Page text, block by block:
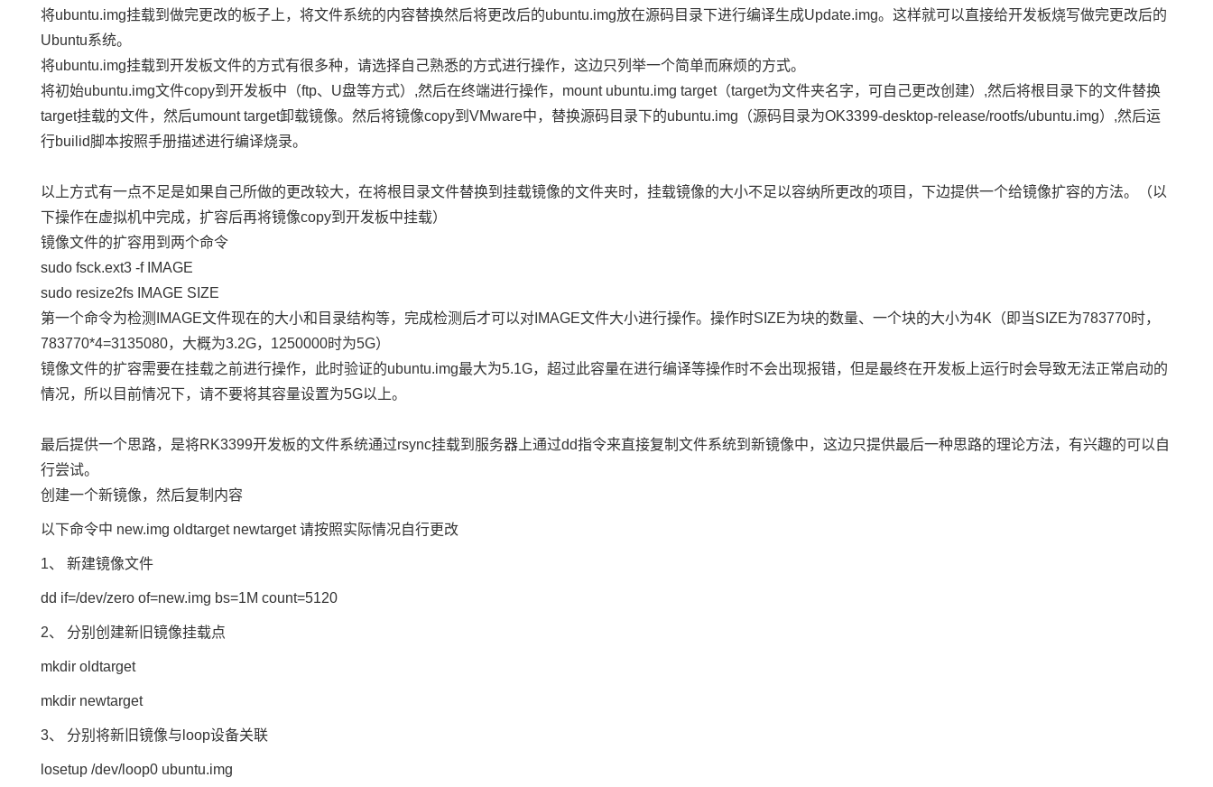
将ubuntu.img挂载到做完更改的板子上，将文件系统的内容替换然后将更改后的ubuntu.img放在源码目录下进行编译生成Update.img。这样就可以直接给开发板烧写做完更改后的
Ubuntu系统。
将ubuntu.img挂载到开发板文件的方式有很多种，请选择自己熟悉的方式进行操作，这边只列举一个简单而麻烦的方式。
将初始ubuntu.img文件copy到开发板中（ftp、U盘等方式）,然后在终端进行操作，mount ubuntu.img target（target为文件夹名字，可自己更改创建）,然后将根目录下的文件替换
target挂载的文件，然后umount target卸载镜像。然后将镜像copy到VMware中，替换源码目录下的ubuntu.img（源码目录为OK3399-desktop-release/rootfs/ubuntu.img）,然后运
行builid脚本按照手册描述进行编译烧录。
以上方式有一点不足是如果自己所做的更改较大，在将根目录文件替换到挂载镜像的文件夹时，挂载镜像的大小不足以容纳所更改的项目，下边提供一个给镜像扩容的方法。（以
下操作在虚拟机中完成，扩容后再将镜像copy到开发板中挂载）
镜像文件的扩容用到两个命令
sudo fsck.ext3 -f IMAGE
sudo resize2fs IMAGE SIZE
第一个命令为检测IMAGE文件现在的大小和目录结构等，完成检测后才可以对IMAGE文件大小进行操作。操作时SIZE为块的数量、一个块的大小为4K （即当SIZE为783770时，
783770*4=3135080，大概为3.2G，1250000时为5G）
镜像文件的扩容需要在挂载之前进行操作，此时验证的ubuntu.img最大为5.1G，超过此容量在进行编译等操作时不会出现报错，但是最终在开发板上运行时会导致无法正常启动的
情况，所以目前情况下，请不要将其容量设置为5G以上。
最后提供一个思路，是将RK3399开发板的文件系统通过rsync挂载到服务器上通过dd指令来直接复制文件系统到新镜像中，这边只提供最后一种思路的理论方法，有兴趣的可以自
行尝试。
创建一个新镜像，然后复制内容
以下命令中 new.img oldtarget newtarget 请按照实际情况自行更改
1、 新建镜像文件
dd if=/dev/zero of=new.img bs=1M count=5120
2、 分别创建新旧镜像挂载点
mkdir oldtarget
mkdir newtarget
3、 分别将新旧镜像与loop设备关联
losetup /dev/loop0 ubuntu.img